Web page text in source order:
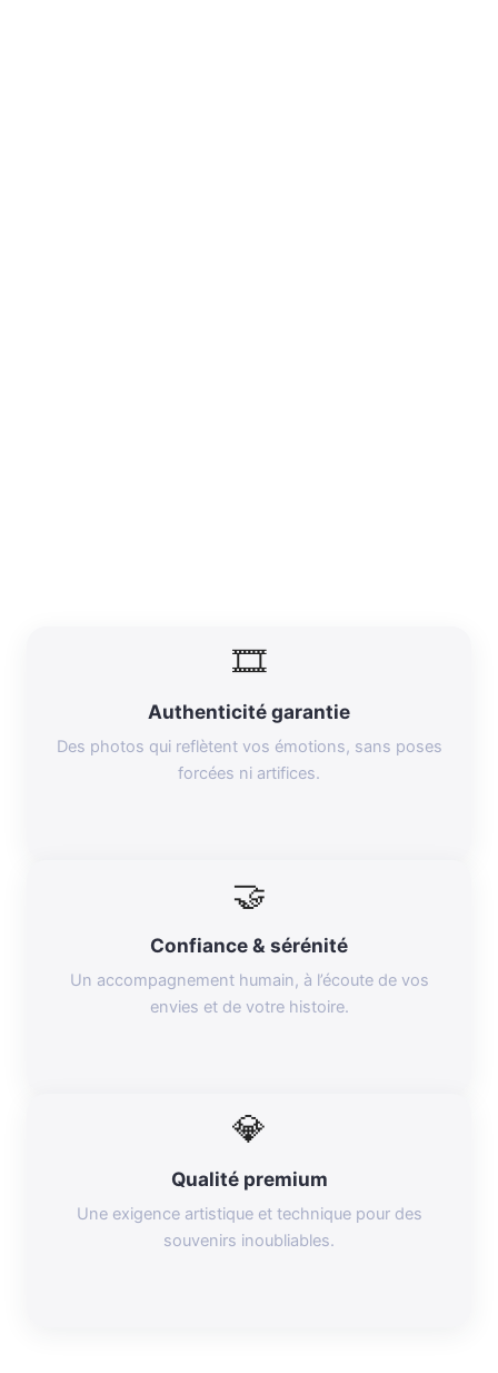
🎞️
Authenticité garantie
Des photos qui reflètent vos émotions, sans poses
forcées ni artifices.
🤝
Confiance & sérénité
Un accompagnement humain, à l’écoute de vos
envies et de votre histoire.
💎
Qualité premium
Une exigence artistique et technique pour des
souvenirs inoubliables.